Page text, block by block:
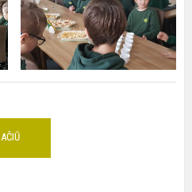
AČIŪ